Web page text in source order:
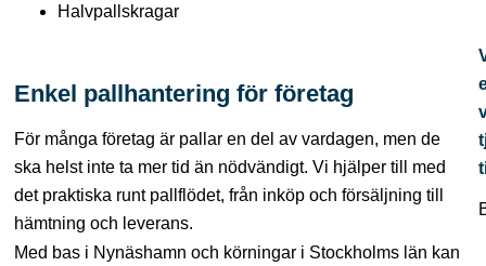
Halvpallskragar
Enkel pallhantering för företag
För många företag är pallar en del av vardagen, men de
ska helst inte ta mer tid än nödvändigt. Vi hjälper till med
det praktiska runt pallflödet, från inköp och försäljning till
hämtning och leverans.
Med bas i Nynäshamn och körningar i Stockholms län kan